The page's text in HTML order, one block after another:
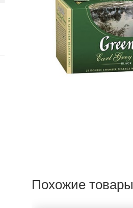
Похожие товары